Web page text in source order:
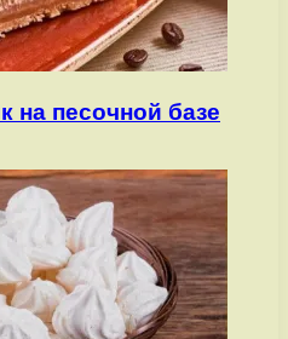
на песочной базе